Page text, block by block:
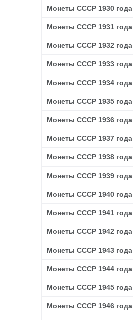
Монеты СССР 1930 года
Монеты СССР 1931 года
Монеты СССР 1932 года
Монеты СССР 1933 года
Монеты СССР 1934 года
Монеты СССР 1935 года
Монеты СССР 1936 года
Монеты СССР 1937 года
Монеты СССР 1938 года
Монеты СССР 1939 года
Монеты СССР 1940 года
Монеты СССР 1941 года
Монеты СССР 1942 года
Монеты СССР 1943 года
Монеты СССР 1944 года
Монеты СССР 1945 года
Монеты СССР 1946 года